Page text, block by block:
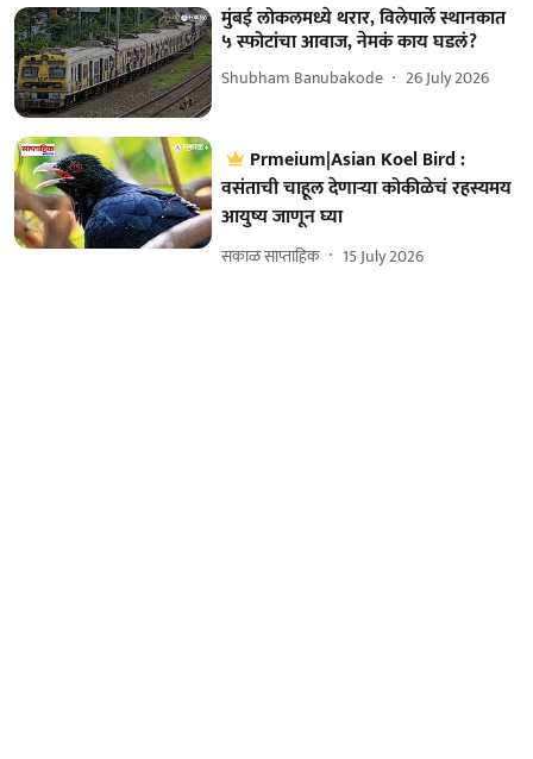
मुंबई लोकलमध्ये थरार, विलेपार्ले स्थानकात
५ स्फोटांचा आवाज, नेमकं काय घडलं?
Shubham Banubakode 26 July 2026
Prmeium|Asian Koel Bird :
वसंताची चाहूल देणाऱ्या कोकीळेचं रहस्यमय
आयुष्य जाणून घ्या
सकाळ साप्ताहिक 15 July 2026